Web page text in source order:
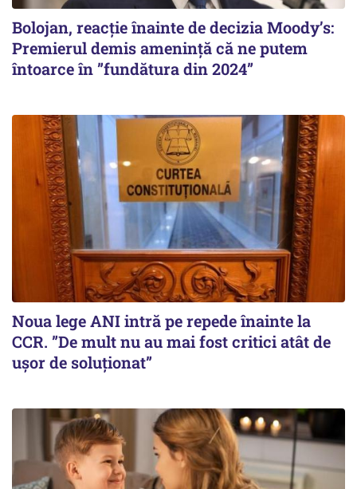
Bolojan, reacție înainte de decizia Moody’s:
Premierul demis amenință că ne putem
întoarce în ”fundătura din 2024”
Noua lege ANI intră pe repede înainte la
CCR. ”De mult nu au mai fost critici atât de
ușor de soluționat”